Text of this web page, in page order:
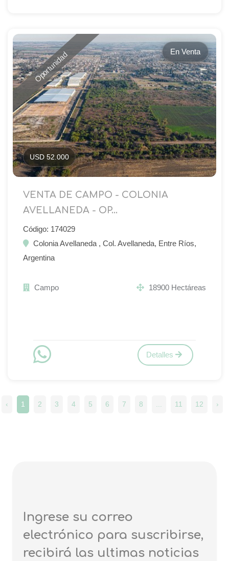
Oportunidad En Venta
USD 52.000
VENTA DE CAMPO - COLONIA
AVELLANEDA - OP...
Código: 174029
Colonia Avellaneda , Col. Avellaneda, Entre Ríos,
Argentina
Campo 18900 Hectáreas
Detalles
‹ 1 2 3 4 5 6 7 8 11 12 ›
Ingrese su correo
electrónico para suscribirse,
recibirá las ultimas noticias